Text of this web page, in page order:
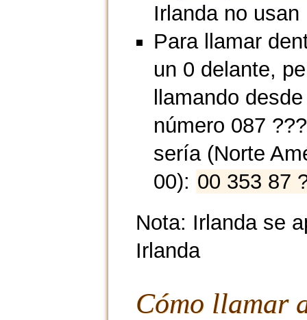
Irlanda no
Para llamar
un 0 delante,
llamando
número 087
sería (Norte
00): 00 353 87
Nota: Irlanda se
Irlanda
Cómo llamar